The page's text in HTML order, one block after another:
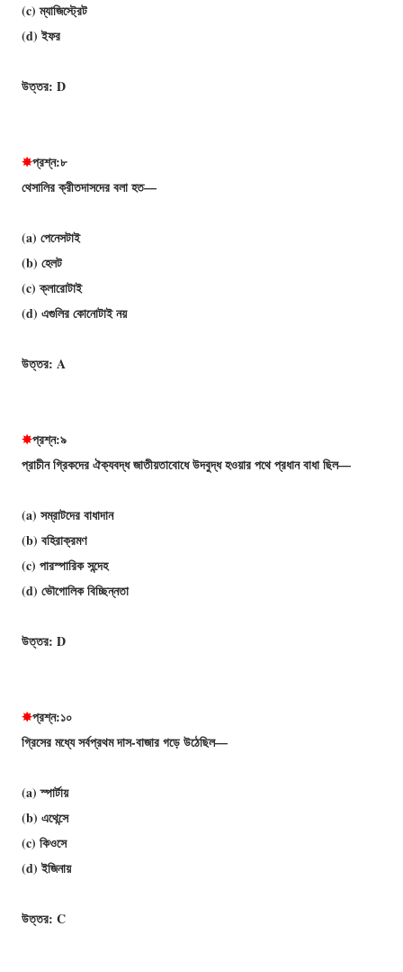
(c) ম্যাজিস্ট্রেট
(d) ইফর
উত্তর: D
✸প্রশ্ন:৮
থেসালির ক্রীতদাসদের বলা হত—
(a) পেনেসটাই
(b) হেলট
(c) ক্লারােটাই
(d) এগুলির কোনােটাই নয়
উত্তর: A
✸প্রশ্ন:৯
প্রাচীন গ্রিকদের ঐক্যবদ্ধ জাতীয়তাবোধে উদবুদ্ধ হওয়ার পথে প্রধান বাধা ছিল—
(a) সম্রাটদের বাধাদান
(b) বহিরাক্রমণ
(c) পারস্পারিক সন্দেহ
(d) ভৌগোলিক বিচ্ছিন্নতা
উত্তর: D
✸প্রশ্ন:১০
গ্রিসের মধ্যে সর্বপ্রথম দাস-বাজার গড়ে উঠেছিল—
(a) স্পার্টায়
(b) এথেন্সে
(c) কিওসে
(d) ইজিনায়
উত্তর: C